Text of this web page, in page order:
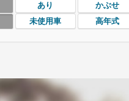
あり かぶせ
未使用車 高年式